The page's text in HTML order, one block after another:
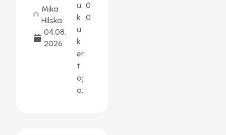
Mika
Hilska
04.08.
2026
u
k
u
k
er
t
oj
a:
0
0